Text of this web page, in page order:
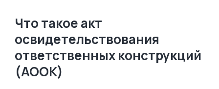
Что такое акт
освидетельствования
ответственных конструкций
(АООК)